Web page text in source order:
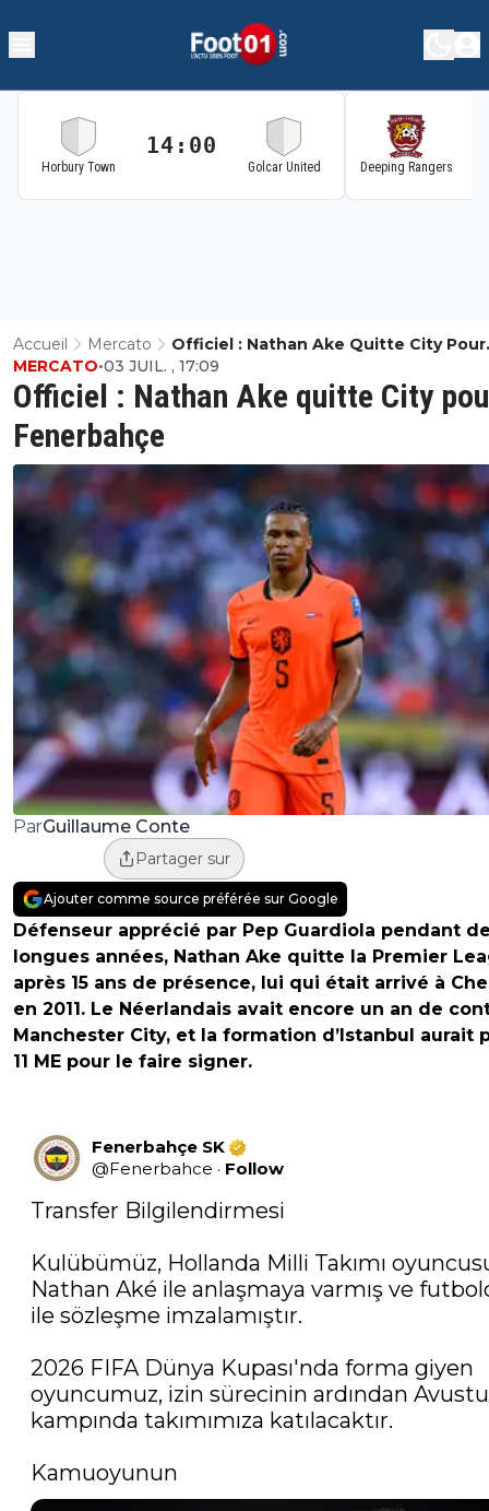
Horbury Town
14:00
Golcar United Deeping Rangers
Accueil Mercato
Officiel : Nathan Ake Quitte City Pour
Fenerbahçe
Officiel : Nathan Ake quitte City
Fenerbahçe
MERCATO•03 JUIL. , 17:09
ParGuillaume Conte
Partager sur
Ajouter comme source préférée sur Google
Défenseur apprécié par Pep Guardiola pendant
longues années, Nathan Ake quitte la Premier
après 15 ans de présence, lui qui était arrivé à
en 2011. Le Néerlandais avait encore un an de
Manchester City, et la formation d’Istanbul aurait
11 ME pour le faire signer.
Fenerbahçe SK
@Fenerbahce · Follow
Transfer Bilgilendirmesi
Kulübümüz, Hollanda Milli Takımı
Nathan Aké ile anlaşmaya varmış ve
ile sözleşme imzalamıştır.
2026 FIFA Dünya Kupası'nda forma giyen
oyuncumuz, izin sürecinin ardından
kampında takımımıza katılacaktır.
Kamuoyunun